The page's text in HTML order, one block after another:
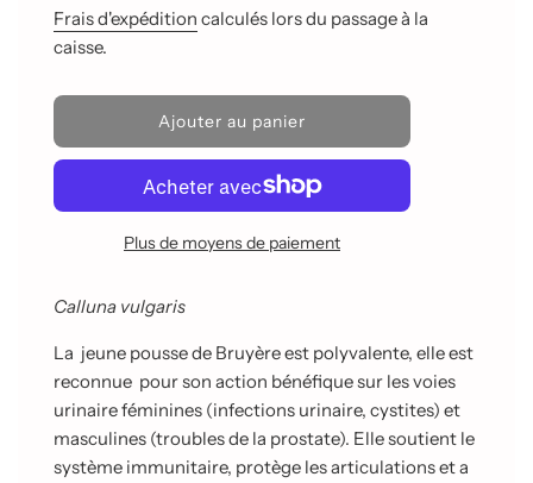
Frais d'expédition calculés lors du passage à la
caisse.
C
a
r
g
e
m
n
e
c
o
u
Ajouter au panier
Plus de moyens de paiement
Calluna vulgaris
La jeune poussede Bruyère est polyvalente, elle est
reconnue pour son action bénéfique sur les voies
urinaire féminines (infections urinaire, cystites) et
masculines (troubles de la prostate). Elle soutient le
système immunitaire, protège les articulations et a